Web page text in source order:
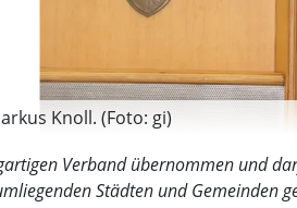
Knoll. (Foto: gi)
Verband übernommen und
Städten und Gemeinden